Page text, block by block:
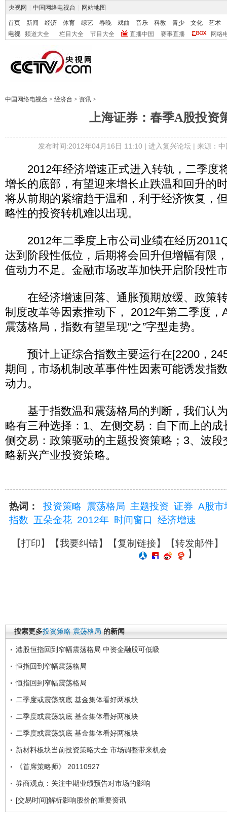
央视网 中国网络电视台 网站地图
首页 新闻 经济 体育 综艺 春晚 戏曲 音乐 科教 青少 文化
艺术
电视
频道大全 栏目大全 节目大全 直播中国 赛事直播 网络
中国网络电视台 > 经济台 > 资讯 >
上海证券：春季A股投资
发布时间:2012年04月16日 11:10 | 进入复兴论坛| 来源：
2012年经济增速正式进入转轨，二季度
增长的底部，有望迎来增长止跌温和回升的
将从前期的紧缩趋于温和，利于经济恢复，
略性的投资转机难以出现。
2012年二季度上市公司业绩在经历
达到阶段性低位，后期将会回升但增幅有限
值动力不足。金融市场改革加快开启阶段性
在经济增速回落、通胀预期放缓、政策
制度改革等因素推动下， 2012年第二季度，
震荡格局，指数有望呈现“之”字型走势。
预计上证综合指数主要运行在[2200，
期间，市场机制改革事件性因素可能诱发指
动力。
基于指数温和震荡格局的判断，我们认
略有三种选择：1、左侧交易：自下而上的
侧交易：政策驱动的主题投资策略；3、波段
略新兴产业投资策略。
热词： 投资策略 震荡格局 主题投资 证券 A股市
指数 五朵金花 2012年 时间窗口 经济增速
【打印】【我要纠错】【复制链接】【转发邮件】
】
搜索更多投资策略 震荡格局 的新闻
港股恒指回到窄幅震荡格局 中资金融股可低吸
恒指回到窄幅震荡格局
恒指回到窄幅震荡格局
二季度或震荡筑底 基金集体看好两板块
二季度或震荡筑底 基金集体看好两板块
二季度或震荡筑底 基金集体看好两板块
新材料板块当前投资策略大全 市场调整带来机会
《首席策略师》 20110927
券商观点：关注中期业绩预告对市场的影响
[交易时间]解析影响股价的重要资讯